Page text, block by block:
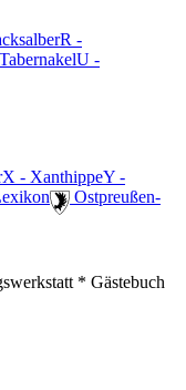
R -
U -
X - XanthippeY -
️ Ostpreußen-
* Gästebuch